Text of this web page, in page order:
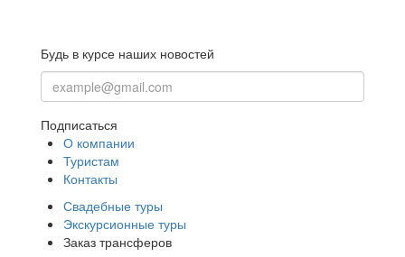
Будь в курсе наших новостей
Подписаться
О компании
Туристам
Контакты
Свадебные туры
Экскурсионные туры
Заказ трансферов